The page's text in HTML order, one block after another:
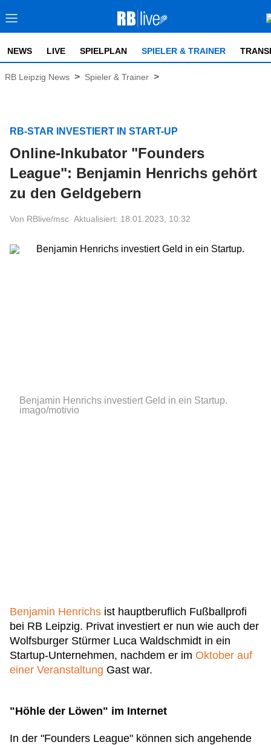
NEWS LIVE SPIELPLAN SPIELER & TRAINER
RB Leipzig News > Spieler & Trainer >
RB-STAR INVESTIERT IN START-UP
Online-Inkubator "Founders
League": Benjamin Henrichs gehört
zu den Geldgebern
Von RBlive/msc Aktualisiert: 18.01.2023, 10:32
Benjamin Henrichs investiert Geld in ein Startup.
imago/motivio
Benjamin Henrichs ist hauptberuflich Fußballprofi
bei RB Leipzig. Privat investiert er nun wie auch der
Wolfsburger Stürmer Luca Waldschmidt in ein
Startup-Unternehmen, nachdem er im Oktober auf
einer Veranstaltung Gast war.
"Höhle der Löwen" im Internet
In der "Founders League" können sich angehende